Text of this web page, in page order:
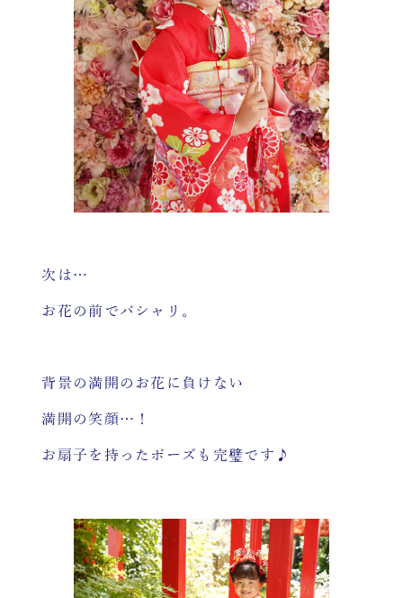
次は…
お花の前でパシャリ。
背景の満開のお花に負けない
満開の笑顔…！
お扇子を持ったポーズも完璧です♪